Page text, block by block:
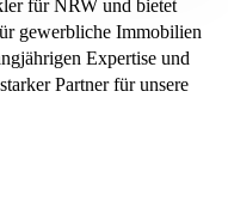
für NRW und bietet
gewerbliche Immobilien
Expertise und
Partner für unsere